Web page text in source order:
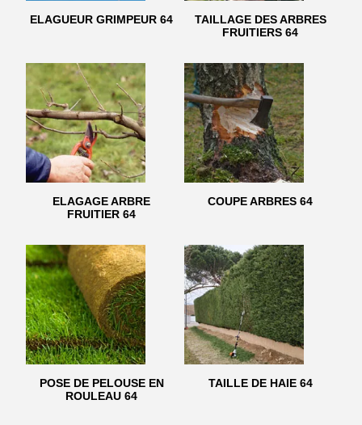
ELAGUEUR GRIMPEUR 64
TAILLAGE DES ARBRES
FRUITIERS 64
ELAGAGE ARBRE
FRUITIER 64
COUPE ARBRES 64
POSE DE PELOUSE EN
ROULEAU 64
TAILLE DE HAIE 64